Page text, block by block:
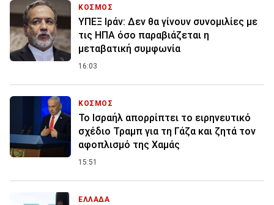
ΚΟΣΜΟΣ
ΥΠΕΞ Ιράν: Δεν θα γίνουν συνομιλίες με
τις ΗΠΑ όσο παραβιάζεται η
μεταβατική συμφωνία
16:03
ΚΟΣΜΟΣ
Το Ισραήλ απορρίπτει το ειρηνευτικό
σχέδιο Τραμπ για τη Γάζα και ζητά τον
αφοπλισμό της Χαμάς
15:51
ΕΛΛΑΔΑ